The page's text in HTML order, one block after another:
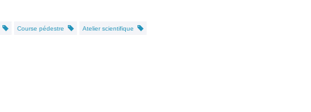
Course pédestre Atelier scientifique